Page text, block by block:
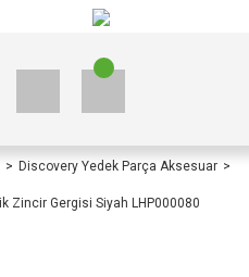
Discovery Yedek Parça Aksesuar